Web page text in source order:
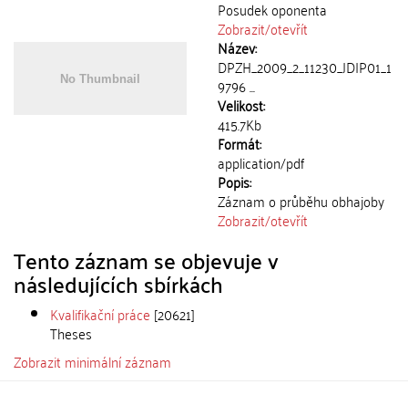
Posudek oponenta
Zobrazit/otevřít
Název:
DPZH_2009_2_11230_JDIP01_1
9796 ...
Velikost:
415.7Kb
Formát:
application/pdf
Popis:
Záznam o průběhu obhajoby
Zobrazit/otevřít
Tento záznam se objevuje v
následujících sbírkách
Kvalifikační práce [20621]
Theses
Zobrazit minimální záznam